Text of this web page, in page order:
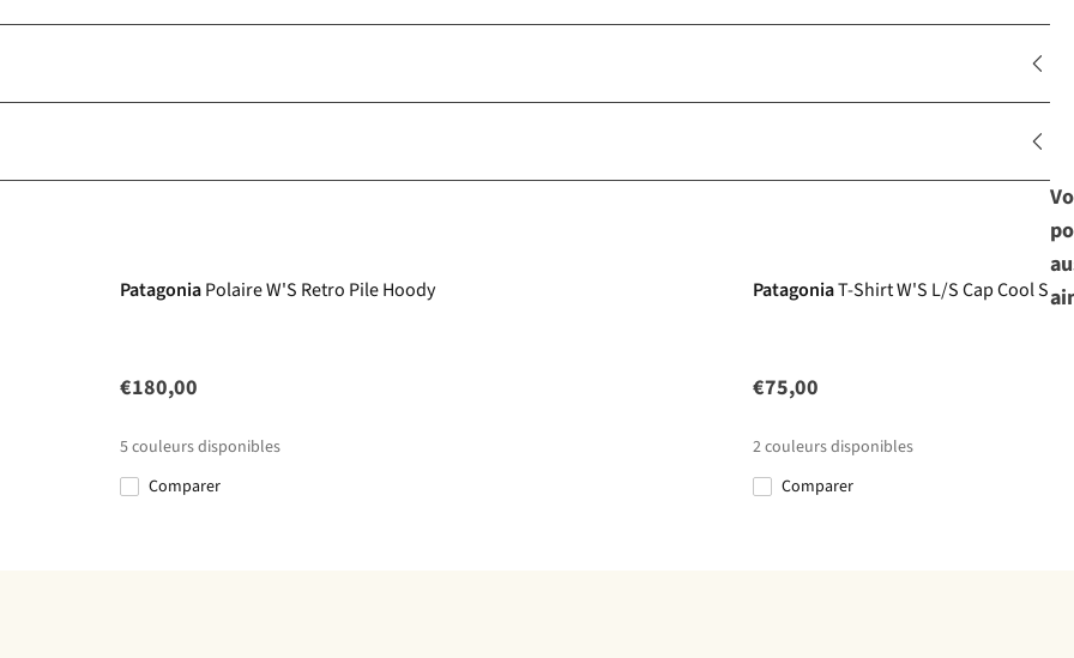
PatagoniaPolaire W'S Retro Pile Hoody
€180,00
5couleurs disponibles
Comparer
PatagoniaT-Shirt W'S L/S Cap Cool
€75,00
2couleurs disponibles
Comparer